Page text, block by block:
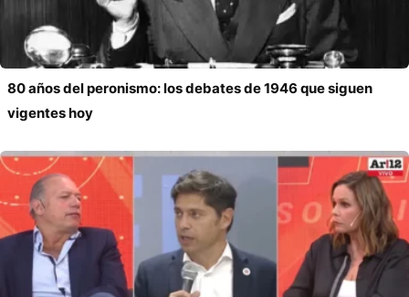
80 años del peronismo: los debates de 1946 que siguen
vigentes hoy